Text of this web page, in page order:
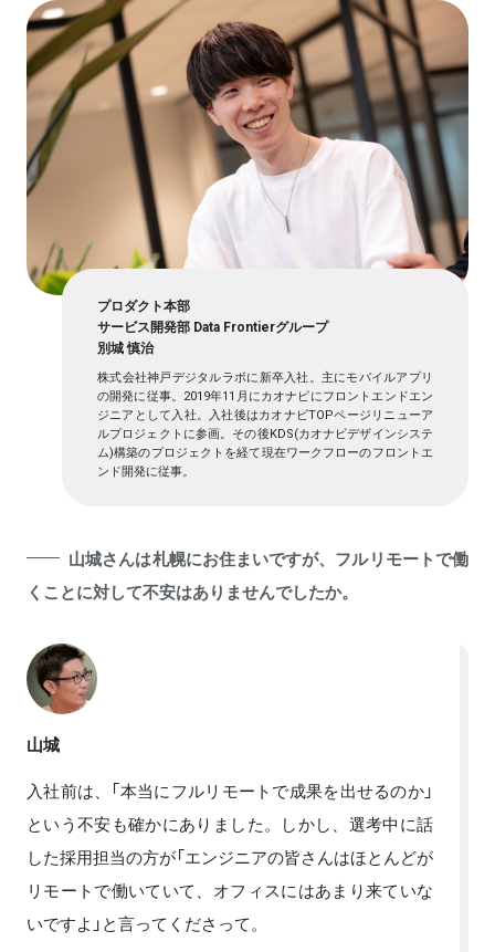
プロダクト本部
サービス開発部 Data Frontierグループ
別城 慎治
株式会社神戸デジタルラボに新卒入社。主にモバイルアプリ
の開発に従事。2019年11月にカオナビにフロントエンドエン
ジニアとして入社。入社後はカオナビTOPページリニューア
ルプロジェクトに参画。その後KDS(カオナビデザインシステ
ム)構築のプロジェクトを経て現在ワークフローのフロントエ
ンド開発に従事。
山城さんは札幌にお住まいですが、フルリモートで働
くことに対して不安はありませんでしたか。
山城
入社前は、「本当にフルリモートで成果を出せるのか」
という不安も確かにありました。しかし、選考中に話
した採用担当の方が「エンジニアの皆さんはほとんどが
リモートで働いていて、オフィスにはあまり来ていな
いですよ」と言ってくださって。